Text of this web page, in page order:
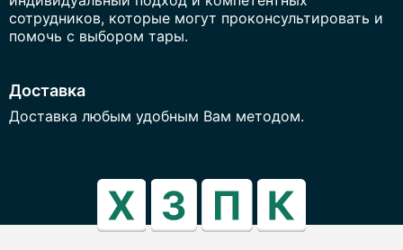
сотрудников, которые могут проконсультировать и
помочь с выбором тары.
Доставка
Доставка любым удобным Вам методом.